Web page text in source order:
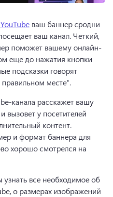
ваш баннер сродни
ваш канал. Четкий,
поможет вашему онлайн-
еще до нажатия кнопки
подсказки говорят
месте".
канала расскажет вашу
вызовет у посетителей
и формат баннера для
хорошо смотрелся на
узнать все необходимое об
о размерах изображений